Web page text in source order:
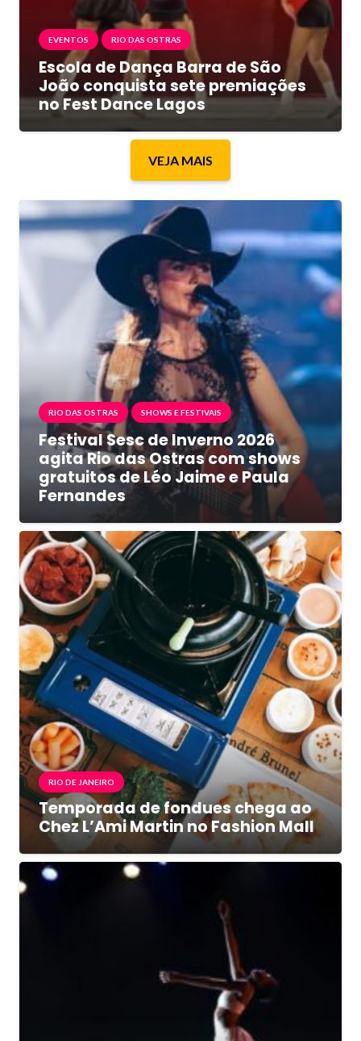
EVENTOS RIO DAS OSTRAS
Escola de Dança Barra de São
João conquista sete premiações
no Fest Dance Lagos
VEJA MAIS
RIO DAS OSTRAS SHOWS E FESTIVAIS
Festival Sesc de Inverno 2026
agita Rio das Ostras com shows
gratuitos de Léo Jaime e Paula
Fernandes
RIO DE JANEIRO
Temporada de fondues chega ao
Chez L’Ami Martin no Fashion Mall